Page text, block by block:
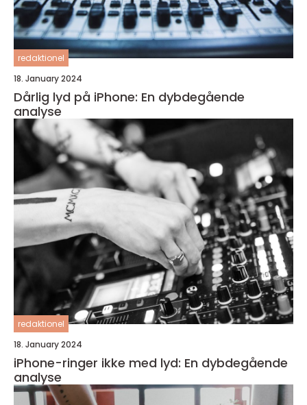
redaktionel
18. January 2024
Dårlig lyd på iPhone: En dybdegående
analyse
redaktionel
18. January 2024
iPhone-ringer ikke med lyd: En dybdegående
analyse